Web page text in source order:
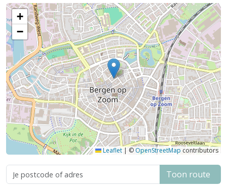
+
−
Leaflet|©OpenStreetMap contributors
Toon route